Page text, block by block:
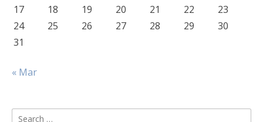
17
18 19 20 21 22
23
24
25 26 27 28 29
30
31
« Mar
Search